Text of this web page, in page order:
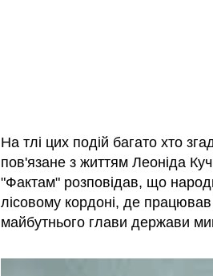
На тлі цих подій багато хто
пов'язане з життям Леоніда
"Фактам" розповідав, що
лісовому кордоні, де працював
майбутнього глави держави